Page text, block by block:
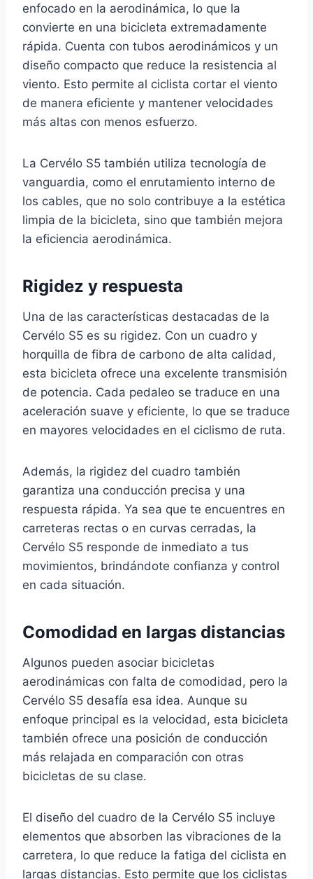
enfocado en la aerodinámica, lo que la
convierte en una bicicleta extremadamente
rápida. Cuenta con tubos aerodinámicos y un
diseño compacto que reduce la resistencia al
viento. Esto permite al ciclista cortar el viento
de manera eficiente y mantener velocidades
más altas con menos esfuerzo.
La Cervélo S5 también utiliza tecnología de
vanguardia, como el enrutamiento interno de
los cables, que no solo contribuye a la estética
limpia de la bicicleta, sino que también mejora
la eficiencia aerodinámica.
Rigidez y respuesta
Una de las características destacadas de la
Cervélo S5 es su rigidez. Con un cuadro y
horquilla de fibra de carbono de alta calidad,
esta bicicleta ofrece una excelente transmisión
de potencia. Cada pedaleo se traduce en una
aceleración suave y eficiente, lo que se traduce
en mayores velocidades en el ciclismo de ruta.
Además, la rigidez del cuadro también
garantiza una conducción precisa y una
respuesta rápida. Ya sea que te encuentres en
carreteras rectas o en curvas cerradas, la
Cervélo S5 responde de inmediato a tus
movimientos, brindándote confianza y control
en cada situación.
Comodidad en largas distancias
Algunos pueden asociar bicicletas
aerodinámicas con falta de comodidad, pero la
Cervélo S5 desafía esa idea. Aunque su
enfoque principal es la velocidad, esta bicicleta
también ofrece una posición de conducción
más relajada en comparación con otras
bicicletas de su clase.
El diseño del cuadro de la Cervélo S5 incluye
elementos que absorben las vibraciones de la
carretera, lo que reduce la fatiga del ciclista en
largas distancias. Esto permite que los ciclistas